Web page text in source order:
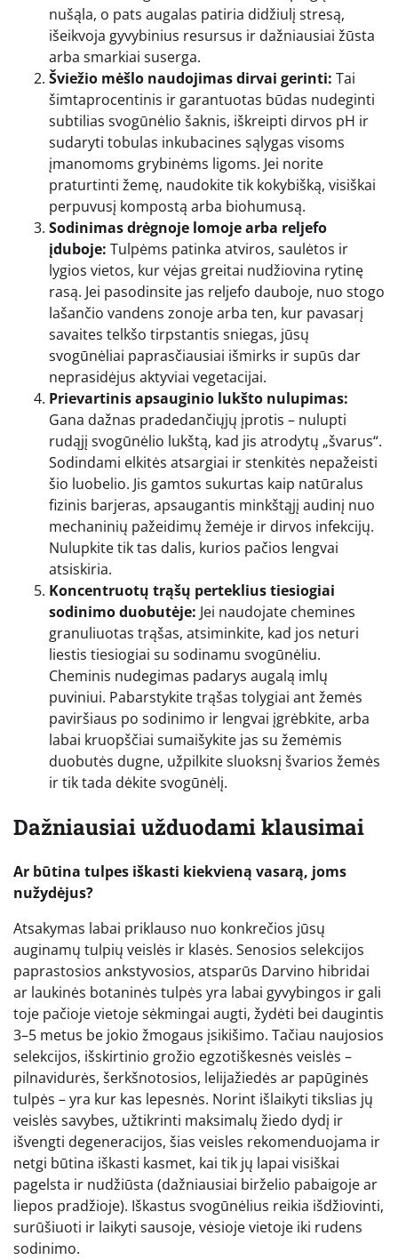
nušąla, o pats augalas patiria didžiulį stresą,
išeikvoja gyvybinius resursus ir dažniausiai žūsta
arba smarkiai suserga.
Šviežio mėšlo naudojimas dirvai gerinti: Tai
šimtaprocentinis ir garantuotas būdas nudeginti
subtilias svogūnėlio šaknis, iškreipti dirvos pH ir
sudaryti tobulas inkubacines sąlygas visoms
įmanomoms grybinėms ligoms. Jei norite
praturtinti žemę, naudokite tik kokybišką, visiškai
perpuvusį kompostą arba biohumusą.
Sodinimas drėgnoje lomoje arba reljefo
įduboje: Tulpėms patinka atviros, saulėtos ir
lygios vietos, kur vėjas greitai nudžiovina rytinę
rasą. Jei pasodinsite jas reljefo dauboje, nuo stogo
lašančio vandens zonoje arba ten, kur pavasarį
savaites telkšo tirpstantis sniegas, jūsų
svogūnėliai paprasčiausiai išmirks ir supūs dar
neprasidėjus aktyviai vegetacijai.
Prievartinis apsauginio lukšto nulupimas:
Gana dažnas pradedančiųjų įprotis – nulupti
rudąjį svogūnėlio lukštą, kad jis atrodytų „švarus“.
Sodindami elkitės atsargiai ir stenkitės nepažeisti
šio luobelio. Jis gamtos sukurtas kaip natūralus
fizinis barjeras, apsaugantis minkštąjį audinį nuo
mechaninių pažeidimų žemėje ir dirvos infekcijų.
Nulupkite tik tas dalis, kurios pačios lengvai
atsiskiria.
Koncentruotų trąšų perteklius tiesiogiai
sodinimo duobutėje: Jei naudojate chemines
granuliuotas trąšas, atsiminkite, kad jos neturi
liestis tiesiogiai su sodinamu svogūnėliu.
Cheminis nudegimas padarys augalą imlų
puviniui. Pabarstykite trąšas tolygiai ant žemės
paviršiaus po sodinimo ir lengvai įgrėbkite, arba
labai kruopščiai sumaišykite jas su žemėmis
duobutės dugne, užpilkite sluoksnį švarios žemės
ir tik tada dėkite svogūnėlį.
Dažniausiai užduodami klausimai
Ar būtina tulpes iškasti kiekvieną vasarą, joms
nužydėjus?
Atsakymas labai priklauso nuo konkrečios jūsų
auginamų tulpių veislės ir klasės. Senosios selekcijos
paprastosios ankstyvosios, atsparūs Darvino hibridai
ar laukinės botaninės tulpės yra labai gyvybingos ir gali
toje pačioje vietoje sėkmingai augti, žydėti bei daugintis
3–5 metus be jokio žmogaus įsikišimo. Tačiau naujosios
selekcijos, išskirtinio grožio egzotiškesnės veislės –
pilnavidurės, šerkšnotosios, lelijažiedės ar papūginės
tulpės – yra kur kas lepesnės. Norint išlaikyti tikslias jų
veislės savybes, užtikrinti maksimalų žiedo dydį ir
išvengti degeneracijos, šias veisles rekomenduojama ir
netgi būtina iškasti kasmet, kai tik jų lapai visiškai
pagelsta ir nudžiūsta (dažniausiai birželio pabaigoje ar
liepos pradžioje). Iškastus svogūnėlius reikia išdžiovinti,
surūšiuoti ir laikyti sausoje, vėsioje vietoje iki rudens
sodinimo.